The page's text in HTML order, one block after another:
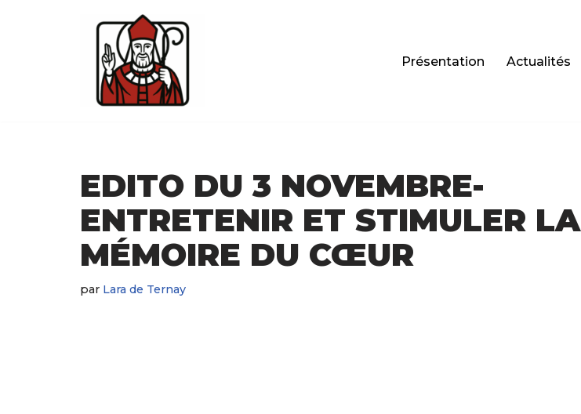
Présentation Actualités
EDITO DU 3 NOVEMBRE-
ENTRETENIR ET STIMULER LA
MÉMOIRE DU CŒUR
par Lara de Ternay